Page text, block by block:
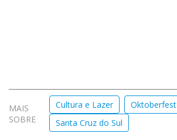
MAIS
SOBRE
Cultura e Lazer Oktoberfest
Santa Cruz do Sul